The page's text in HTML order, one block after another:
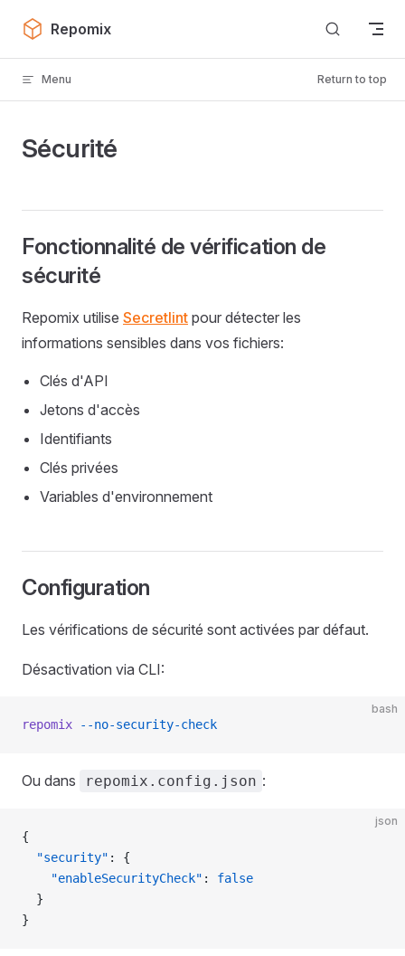
Skip to content
Repomix
Menu Return to top
Sécurité
Fonctionnalité de vérification de
sécurité
Repomix utilise Secretlint pour détecter les
informations sensibles dans vos fichiers:
Clés d'API
Jetons d'accès
Identifiants
Clés privées
Variables d'environnement
Configuration
Les vérifications de sécurité sont activées par défaut.
Désactivation via CLI:
bash
repomix --no-security-check
Ou dans repomix.config.json :
json
{
  "security"
: {
    "enableSecurityCheck"
: false
  }
}